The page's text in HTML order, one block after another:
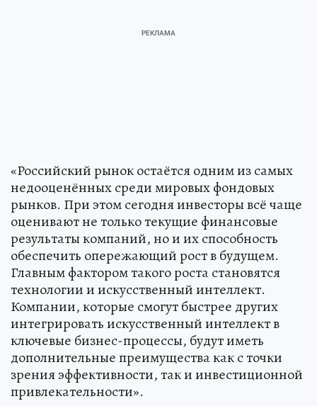
«Российский рынок остаётся одним из самых
недооценённых среди мировых фондовых
рынков. При этом сегодня инвесторы всё чаще
оценивают не только текущие финансовые
результаты компаний, но и их способность
обеспечить опережающий рост в будущем.
Главным фактором такого роста становятся
технологии и искусственный интеллект.
Компании, которые смогут быстрее других
интегрировать искусственный интеллект в
ключевые бизнес-процессы, будут иметь
дополнительные преимущества как с точки
зрения эффективности, так и инвестиционной
привлекательности».